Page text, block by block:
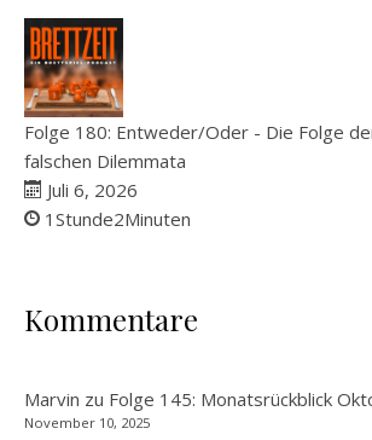
Folge 180: Entweder/Oder - Die Folge
falschen Dilemmata
Juli 6, 2026
1Stunde2Minuten
Kommentare
Marvin zu Folge 145: Monatsrückblick
November 10, 2025